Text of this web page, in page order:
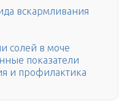
вскармливания
солей в моче
показатели
и профилактика